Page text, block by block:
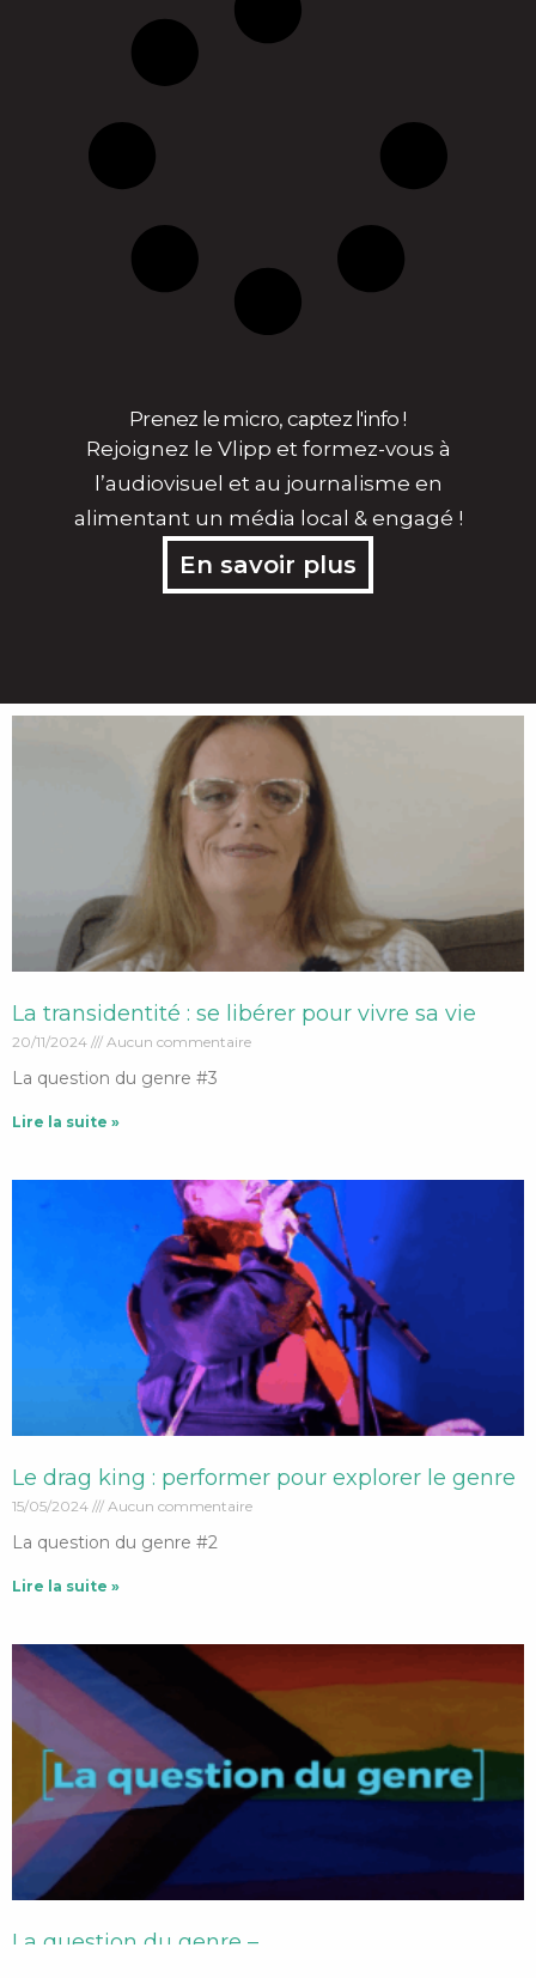
Prenez le micro, captez l'info !
Rejoignez le Vlipp et formez-vous à
l’audiovisuel et au journalisme en
alimentant un média local & engagé !
En savoir plus
La transidentité : se libérer pour vivre sa vie
20/11/2024 Aucun commentaire
La question du genre #3
Lire la suite »
Le drag king : performer pour explorer le genre
15/05/2024 Aucun commentaire
La question du genre #2
Lire la suite »
La question du genre –
Page
Page